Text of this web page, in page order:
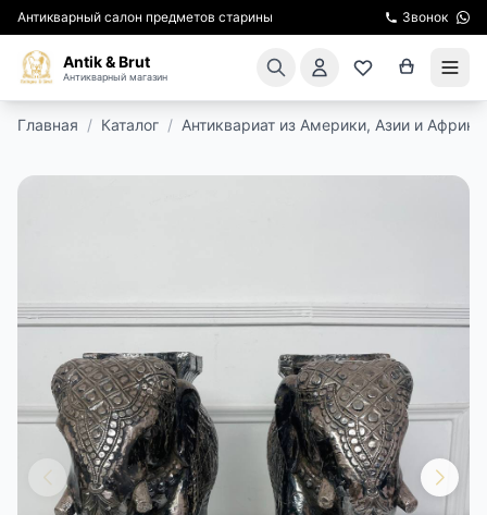
Антикварный салон предметов старины Звонок
Antik & Brut
Антикварный магазин
ЭКСКУРСИИ
РЕСТАВРАЦИЯ
КУРСЫ ПО РЕСТАВРАЦИИ
Главная / Каталог / Антиквариат из Америки, Азии и Африки